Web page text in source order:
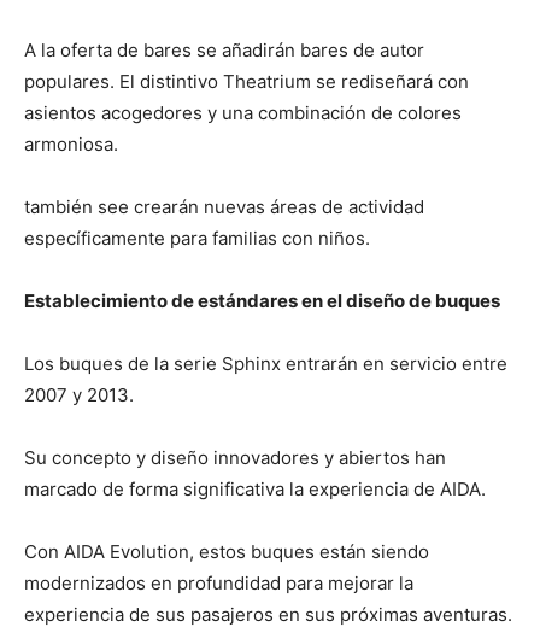
A la oferta de bares se añadirán bares de autor
populares. El distintivo Theatrium se rediseñará con
asientos acogedores y una combinación de colores
armoniosa.
también see crearán nuevas áreas de actividad
específicamente para familias con niños.
Establecimiento de estándares en el diseño de buques
Los buques de la serie Sphinx entrarán en servicio entre
2007 y 2013.
Su concepto y diseño innovadores y abiertos han
marcado de forma significativa la experiencia de AIDA.
Con AIDA Evolution, estos buques están siendo
modernizados en profundidad para mejorar la
experiencia de sus pasajeros en sus próximas aventuras.